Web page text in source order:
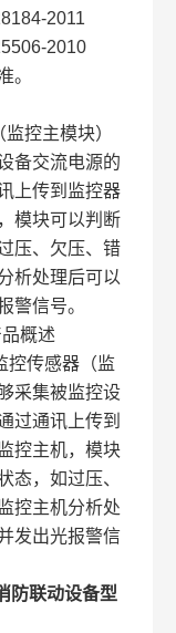
2011
2010
。
控主模块）
备交流电源的
上传到监控器
模块可以判断
压、欠压、错
析处理后可以
警信号。
概述
传感器（监
采集被监控设
过通讯上传到
控主机，模块
态，如过压、
控主机分析处
发出光报警信
防联动设备型